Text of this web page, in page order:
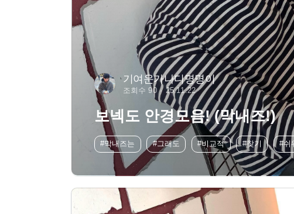
기여운가나디명명이
조회수 90 25.11.22
보넥도 안경모음! (막내즈!)
#막내즈는 #그래도 #비교적 #찾기 #쉬